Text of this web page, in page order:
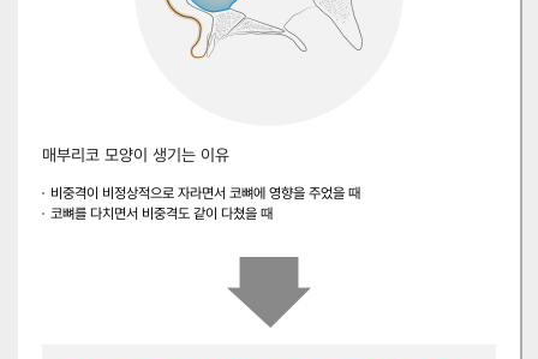
매부리코 모양이 생기는 이유
비중격이 비정상적으로 자라면서 코뼈에 영향을 주었을 때
코뼈를 다치면서 비중격도 같이 다쳤을 때